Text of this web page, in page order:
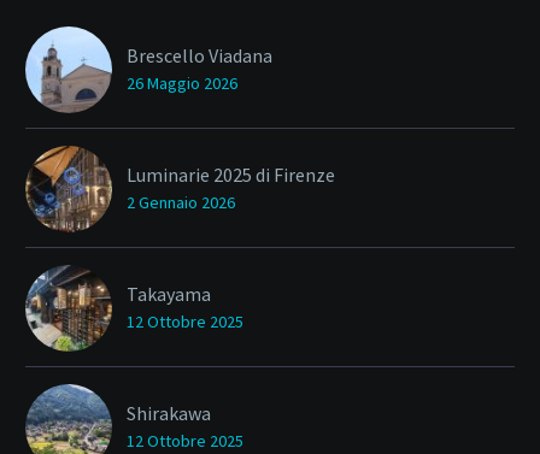
Brescello Viadana
26 Maggio 2026
Luminarie 2025 di Firenze
2 Gennaio 2026
Takayama
12 Ottobre 2025
Shirakawa
12 Ottobre 2025